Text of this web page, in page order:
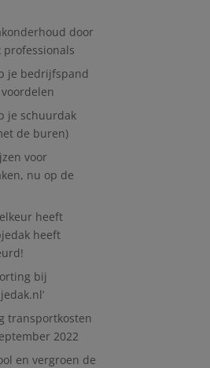
door
professionals
je bedrijfspand
je schuurdak
de buren)
voor
nu op de
heeft
heeft
bij
transportkosten
2022
en vergroen de